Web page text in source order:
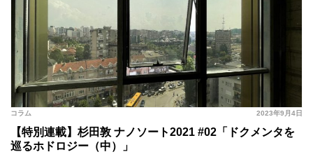
2023年9月4日
コラム
【特別連載】杉田敦 ナノソート2021 #02「ドクメンタを
巡るホドロジー（中）」